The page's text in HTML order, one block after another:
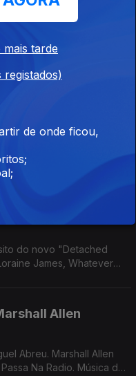
no Som da mudança.
Klaus Nomi, Mj Lallo,
Miguel Abreu. Tulips
Blaine Reininger +
...
do novo "Detached
James, Whatever
Allen
Abreu. Marshall Allen
Na Radio. Música de
tarde
de onde ficou,